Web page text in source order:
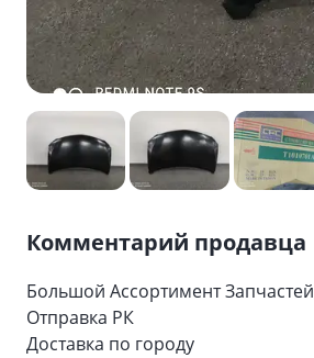
Комментарий продавца
Большой Ассортимент Запчастей
Отправка РК
Доставка по городу